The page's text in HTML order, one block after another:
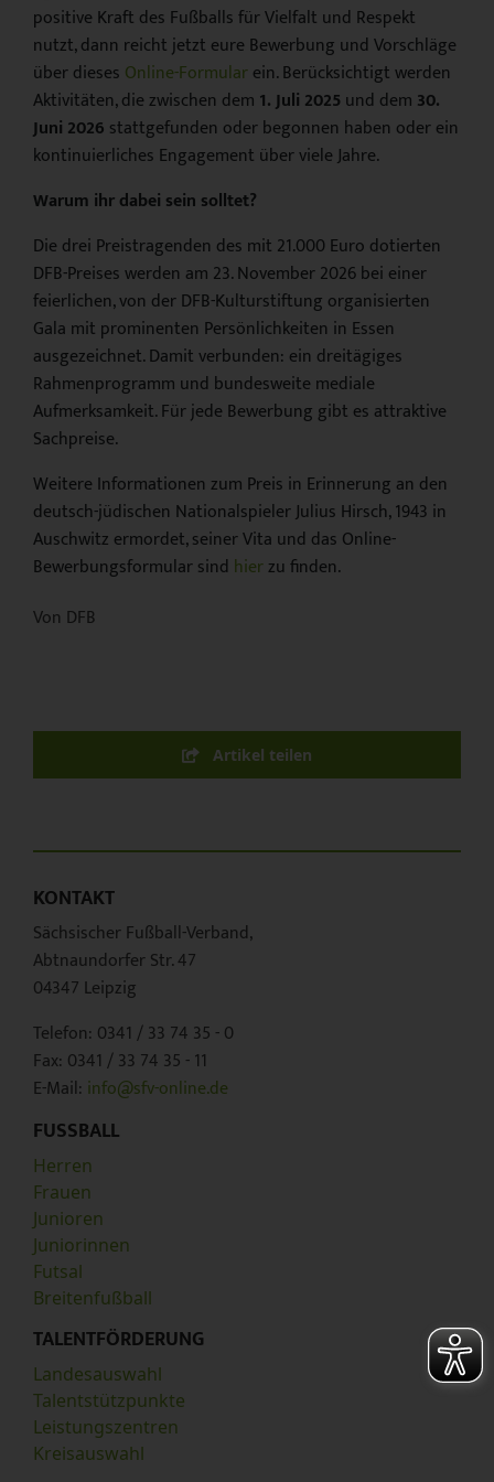
positive Kraft des Fußballs für Vielfalt und Respekt
nutzt, dann reicht jetzt eure Bewerbung und Vorschläge
über dieses Online-Formularein. Berücksichtigt werden
Aktivitäten, die zwischen dem 1. Juli 2025 und dem 30.
Juni 2026 stattgefunden oder begonnen haben oder ein
kontinuierliches Engagement über viele Jahre.
Warum ihr dabei sein solltet?
Die drei Preistragenden des mit 21.000 Euro dotierten
DFB-Preises werden am 23. November 2026 bei einer
feierlichen, von der DFB-Kulturstiftung organisierten
Gala mit prominenten Persönlichkeiten in Essen
ausgezeichnet. Damit verbunden: ein dreitägiges
Rahmenprogramm und bundesweite mediale
Aufmerksamkeit. Für jede Bewerbung gibt es attraktive
Sachpreise.
Weitere Informationen zum Preis in Erinnerung an den
deutsch-jüdischen Nationalspieler Julius Hirsch, 1943 in
Auschwitz ermordet, seiner Vita und das Online-
Bewerbungsformular sind hierzu finden.
Von DFB
Artikel teilen
KONTAKT
Sächsischer Fußball-Verband,
Abtnaundorfer Str. 47
04347 Leipzig
Telefon: 0341 / 33 74 35 - 0
Fax: 0341 / 33 74 35 - 11
E-Mail: info@sfv-online.de
FUSSBALL
Herren
Frauen
Junioren
Juniorinnen
Futsal
Breitenfußball
TALENTFÖRDERUNG
Landesauswahl
Talentstützpunkte
Leistungszentren
Kreisauswahl